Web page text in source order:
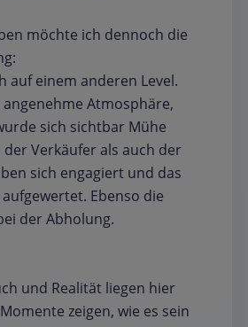
möchte ich dennoch die
auf einem anderen Level.
Atmosphäre,
sich sichtbar Mühe
der Verkäufer als auch der
sich engagiert und das
Ebenso die
der Abholung.
und Realität liegen hier
zeigen, wie es sein